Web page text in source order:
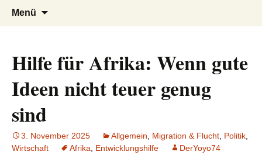
AFRICA live
Seit 1998: Aktuelles aus und mit Bezug
zu Afrika
Menü
Hilfe für Afrika: Wenn gute
Ideen nicht teuer genug
sind
3. November 2025 Allgemein Migration & Flucht Politik
Wirtschaft
Afrika Entwicklungshilfe DerYoyo74